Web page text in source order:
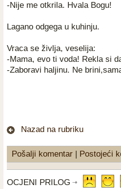
-Nije me otkrila. Hvala Bogu!
Lagano odgega u kuhinju.
Vraca se življa, veselija:
-Mama, evo ti voda! Rekla si
-Zaboravi haljinu. Ne
Nazad na rubriku
Pošalji komentar | Postojeći
OCJENI PRILOG